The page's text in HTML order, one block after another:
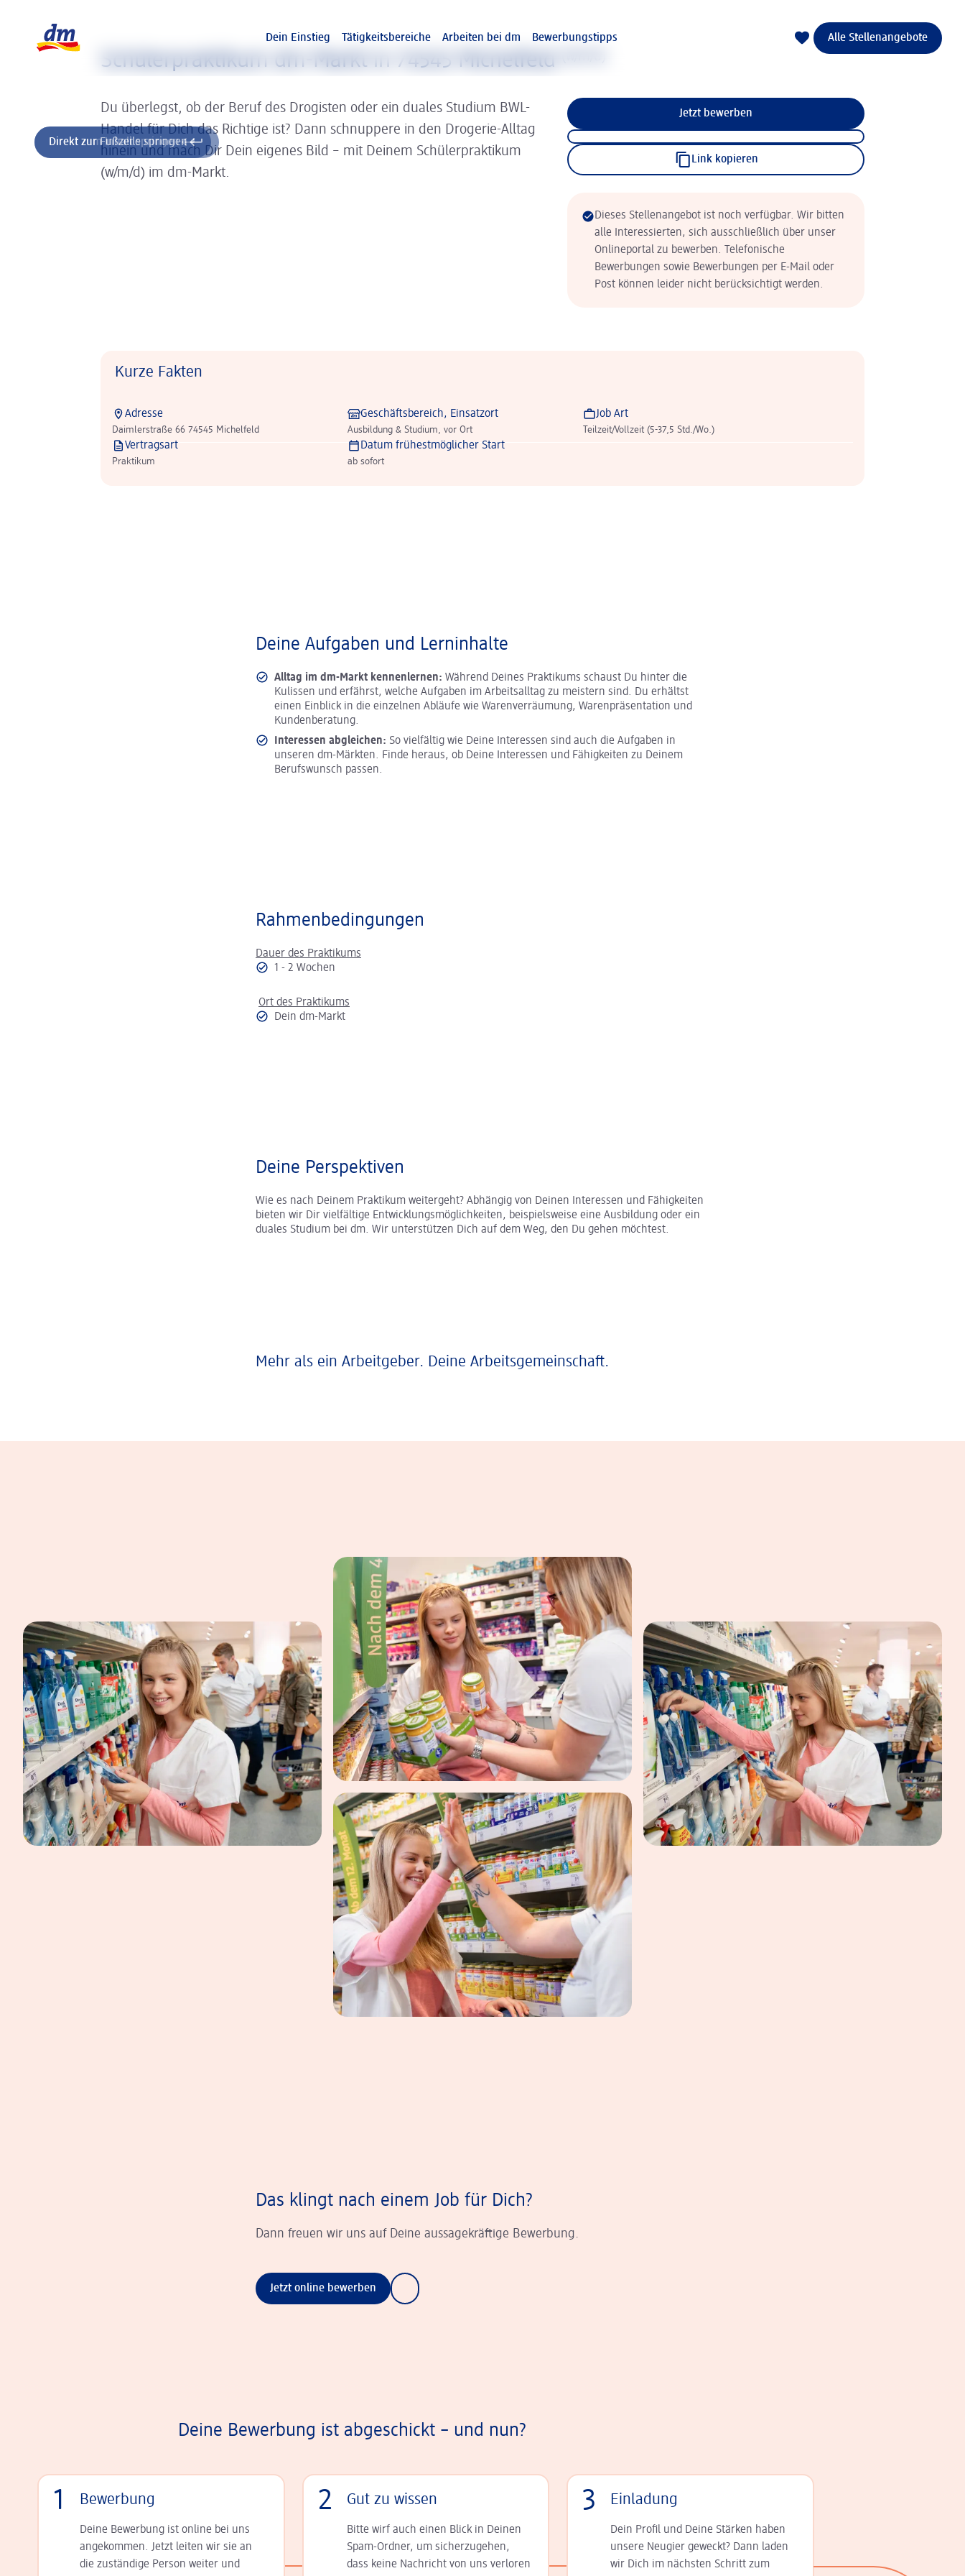
Direkt zum Inhalt springen
Direkt zur Fußzeile springen
Dein Einstieg
Tätigkeitsbereiche Arbeiten bei dm Bewerbungstipps Alle Stellenangebote
Schülerpraktikum dm-Markt in 74545 Michelfeld
Du überlegst, ob der Beruf des Drogisten oder ein duales Studium BWL-
Handel für Dich das Richtige ist? Dann schnuppere in den Drogerie-Alltag
hinein und mach Dir Dein eigenes Bild – mit Deinem Schülerpraktikum
(w/m/d) im dm-Markt.
Jetzt bewerben
Link kopieren
Dieses Stellenangebot ist noch verfügbar. Wir bitten
alle Interessierten, sich ausschließlich über unser
Onlineportal zu bewerben. Telefonische
Bewerbungen sowie Bewerbungen per E-Mail oder
Post können leider nicht berücksichtigt werden.
Kurze Fakten
Adresse
Daimlerstraße 66 74545 Michelfeld
Geschäftsbereich, Einsatzort
Ausbildung & Studium, vor Ort
Job Art
Teilzeit/Vollzeit (5-37,5 Std./Wo.)
Vertragsart
Praktikum
Datum frühestmöglicher Start
ab sofort
Deine Aufgaben und Lerninhalte
Alltag im dm-Markt kennenlernen: Während Deines Praktikums schaust Du hinter die
Kulissen und erfährst, welche Aufgaben im Arbeitsalltag zu meistern sind. Du erhältst
einen Einblick in die einzelnen Abläufe wie Warenverräumung, Warenpräsentation und
Kundenberatung.
Interessen abgleichen: So vielfältig wie Deine Interessen sind auch die Aufgaben in
unseren dm-Märkten. Finde heraus, ob Deine Interessen und Fähigkeiten zu Deinem
Berufswunsch passen.
Rahmenbedingungen
Dauer des Praktikums
1 - 2 Wochen
Ort des Praktikums
Dein dm-Markt
Deine Perspektiven
Wie es nach Deinem Praktikum weitergeht? Abhängig von Deinen Interessen und Fähigkeiten
bieten wir Dir vielfältige Entwicklungsmöglichkeiten, beispielsweise eine Ausbildung oder ein
duales Studium bei dm. Wir unterstützen Dich auf dem Weg, den Du gehen möchtest.
Mehr als ein Arbeitgeber. Deine Arbeitsgemeinschaft.
Das klingt nach einem Job für Dich?
Dann freuen wir uns auf Deine aussagekräftige Bewerbung.
Jetzt online bewerben
Deine Bewerbung ist abgeschickt – und nun?
1 Bewerbung
Deine Bewerbung ist online bei uns
angekommen. Jetzt leiten wir sie an
die zu­stän­dige Person weiter und
2 Gut zu wissen
Bitte wirf auch einen Blick in Deinen
Spam-Ordner, um sicherzugehen,
dass keine Nachricht von uns verloren
3 Einladung
Dein Profil und Deine Stär­ken haben
unsere Neugier geweckt? Dann laden
wir Dich im nächsten Schritt zum